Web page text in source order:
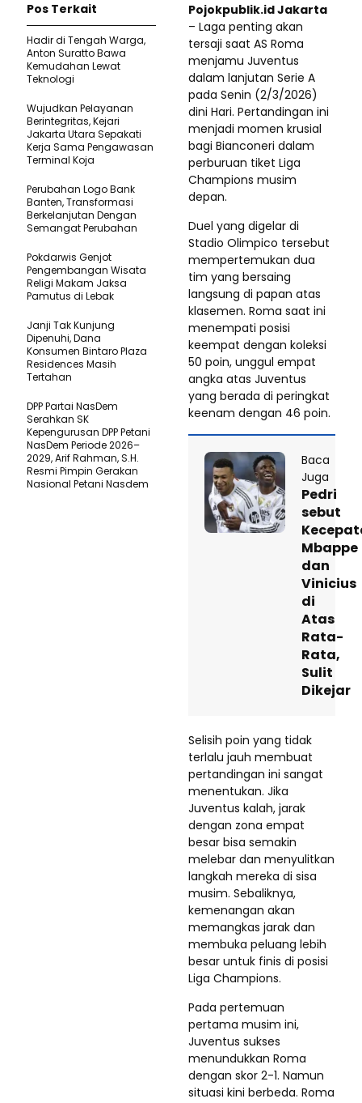
Pojokpublik.id Jakarta
– Laga penting akan
tersaji saat AS Roma
menjamu Juventus
dalam lanjutan Serie A
pada Senin (2/3/2026)
dini Hari. Pertandingan ini
menjadi momen krusial
bagi Bianconeri dalam
perburuan tiket Liga
Champions musim
depan.
Duel yang digelar di
Stadio Olimpico tersebut
mempertemukan dua
tim yang bersaing
langsung di papan atas
klasemen. Roma saat ini
menempati posisi
keempat dengan koleksi
50 poin, unggul empat
angka atas Juventus
yang berada di peringkat
keenam dengan 46 poin.
Baca
Juga
Pedri
sebut
Mbappe
dan
Vinicius
di
Atas
Rata-
Rata,
Sulit
Dikejar
Selisih poin yang tidak
terlalu jauh membuat
pertandingan ini sangat
menentukan. Jika
Juventus kalah, jarak
dengan zona empat
besar bisa semakin
melebar dan menyulitkan
langkah mereka di sisa
musim. Sebaliknya,
kemenangan akan
memangkas jarak dan
membuka peluang lebih
besar untuk finis di posisi
Liga Champions.
Pada pertemuan
pertama musim ini,
Juventus sukses
menundukkan Roma
dengan skor 2-1. Namun
situasi kini berbeda. Roma
Pos Terkait
Hadir di Tengah Warga,
Anton Suratto Bawa
Kemudahan Lewat
Teknologi ​
Wujudkan Pelayanan
Berintegritas, Kejari
Jakarta Utara Sepakati
Kerja Sama Pengawasan
Terminal Koja
Perubahan Logo Bank
Banten, Transformasi
Berkelanjutan Dengan
Semangat Perubahan
Pokdarwis Genjot
Pengembangan Wisata
Religi Makam Jaksa
Pamutus di Lebak
Janji Tak Kunjung
Dipenuhi, Dana
Konsumen Bintaro Plaza
Residences Masih
Tertahan
DPP Partai NasDem
Serahkan SK
Kepengurusan DPP Petani
NasDem Periode 2026–
2029, Arif Rahman, S.H.
Resmi Pimpin Gerakan
Nasional Petani Nasdem